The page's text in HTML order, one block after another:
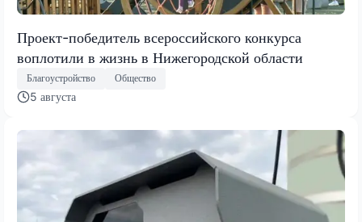
Проект-победитель всероссийского конкурса
воплотили в жизнь в Нижегородской области
Благоустройство Общество
5 августа